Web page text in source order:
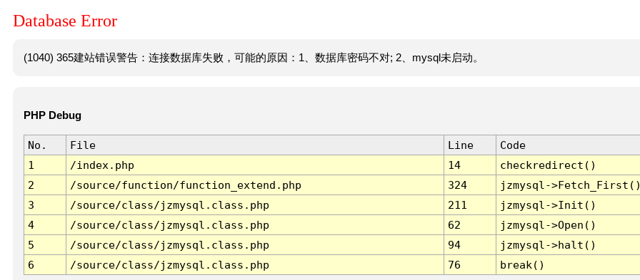
Database Error
(1040) 365建站错误警告：连接数据库失败，可能的原因：1、数据库密码不对; 2、mysql未启动。
PHP Debug
No. File Line
Code
1
/index.php 14
checkredirect()
2
/source/function/function_extend.php 324
jzmysql-
3
/source/class/jzmysql.class.php 211
jzmysql->Init()
4
/source/class/jzmysql.class.php 62
jzmysql->Open()
5
/source/class/jzmysql.class.php 94
jzmysql->halt()
6
/source/class/jzmysql.class.php 76 break()